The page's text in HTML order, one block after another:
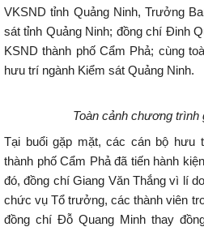
VKSND tỉnh Quảng Ninh, Trưởng
sát tỉnh Quảng Ninh; đồng chí Đinh
KSND thành phố Cẩm Phả; cùng
hưu trí ngành Kiểm sát Quảng Ninh.
Toàn cảnh chương trình
Tại buổi gặp mặt, các cán bộ hưu
thành phố Cẩm Phả đã tiến hành
đó, đồng chí Giang Văn Thắng vì lí
chức vụ Tổ trưởng, các thành viên
đồng chí Đỗ Quang Minh thay